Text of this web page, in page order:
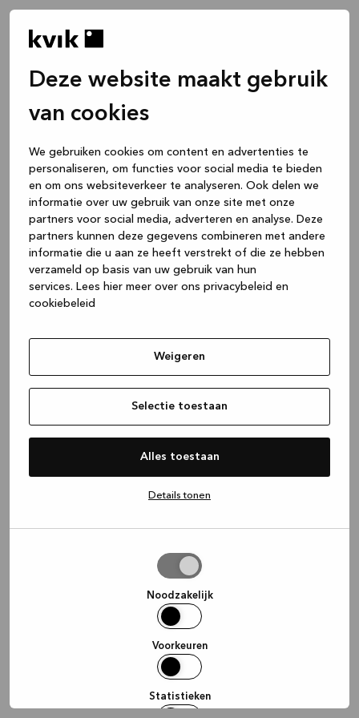
Deze website maakt gebruik
van cookies
We gebruiken cookies om content en advertenties te
personaliseren, om functies voor social media te bieden
en om ons websiteverkeer te analyseren. Ook delen we
informatie over uw gebruik van onze site met onze
partners voor social media, adverteren en analyse. Deze
partners kunnen deze gegevens combineren met andere
informatie die u aan ze heeft verstrekt of die ze hebben
verzameld op basis van uw gebruik van hun
services. Lees hier meer over ons privacybeleid en
cookiebeleid
Weigeren
Selectie toestaan
Alles toestaan
Details tonen
Noodzakelijk
Voorkeuren
Statistieken
(see the browser console for more
information).